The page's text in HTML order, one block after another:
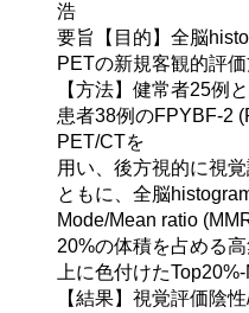
浩
要旨
【目的】全脳
PETの新規客観的評
【方法】健常者25例
患者38例のFPYBF-2
PET/CTを
用い、後方視的に視
ともに、全脳
Mode/Mean ratio
20%の体積を占める
上に色付けた
【結果】視覚評価陰